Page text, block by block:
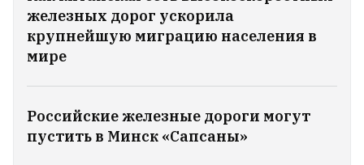
железных дорог ускорила
крупнейшую миграцию населения в
мире
Российские железные дороги могут
пустить в Минск «Сапсаны»
Почему мужчин привлекают женские
ягодицы? Ученые и это объяснили
МИД России: Нужно быть
готовыми к продолжительным
боевым действиям